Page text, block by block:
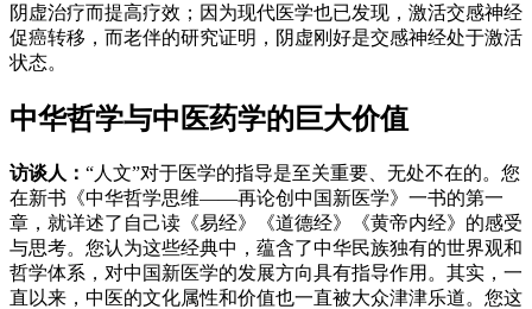
阴虚治疗而提高疗效；因为现代医学也已发现，激活交感神经
促癌转移，而老伴的研究证明，阴虚刚好是交感神经处于激活
状态。
中华哲学与中医药学的巨大价值
访谈人： “人文”对于医学的指导是至关重要、无处不在的。您
在新书《中华哲学思维——再论创中国新医学》一书的第一
章，就详述了自己读《易经》《道德经》《黄帝内经》的感受
与思考。您认为这些经典中，蕴含了中华民族独有的世界观和
哲学体系，对中国新医学的发展方向具有指导作用。其实，一
直以来，中医的文化属性和价值也一直被大众津津乐道。您这